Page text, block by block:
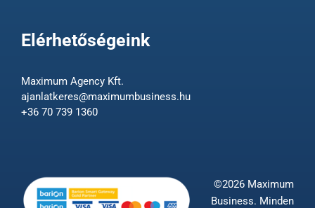
Elérhetőségeink
Maximum Agency Kft.
ajanlatkeres@maximumbusiness.hu
+36 70 739 1360
©2026 Maximum
Business. Minden